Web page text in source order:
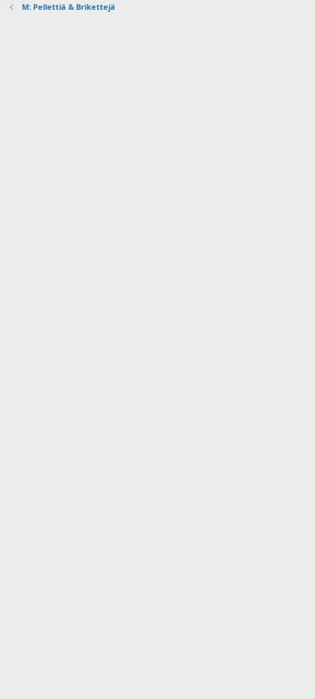
M: Pellettiä & Brikettejä